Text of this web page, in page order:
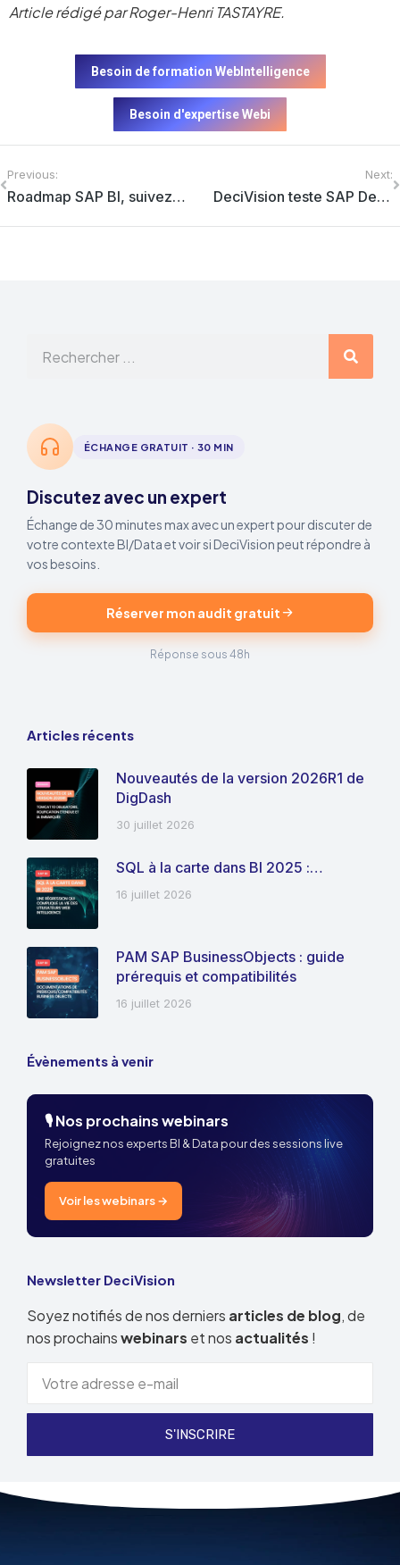
Article rédigé par Roger-Henri TASTAYRE.
Besoin de formation WebIntelligence
Besoin d'expertise Webi
Previous:
Roadmap SAP BI, suivez le guide !
Next:
DeciVision teste SAP Design Studio
ÉCHANGE GRATUIT · 30 MIN
Discutez avec un expert
Échange de 30 minutes max avec un expert pour discuter de
votre contexte BI/Data et voir si DeciVision peut répondre à
vos besoins.
Réserver mon audit gratuit
Réponse sous 48h
Articles récents
Nouveautés de la version 2026R1 de
DigDash
30 juillet 2026
SQL à la carte dans BI 2025 :…
16 juillet 2026
PAM SAP BusinessObjects : guide
prérequis et compatibilités
16 juillet 2026
Évènements à venir
🎙️ Nos prochains webinars
Rejoignez nos experts BI & Data pour des sessions live
gratuites
Voir les webinars →
Newsletter DeciVision
Soyez notifiés de nos derniers articles de blog, de
nos prochainswebinars et nos actualités !
S'INSCRIRE